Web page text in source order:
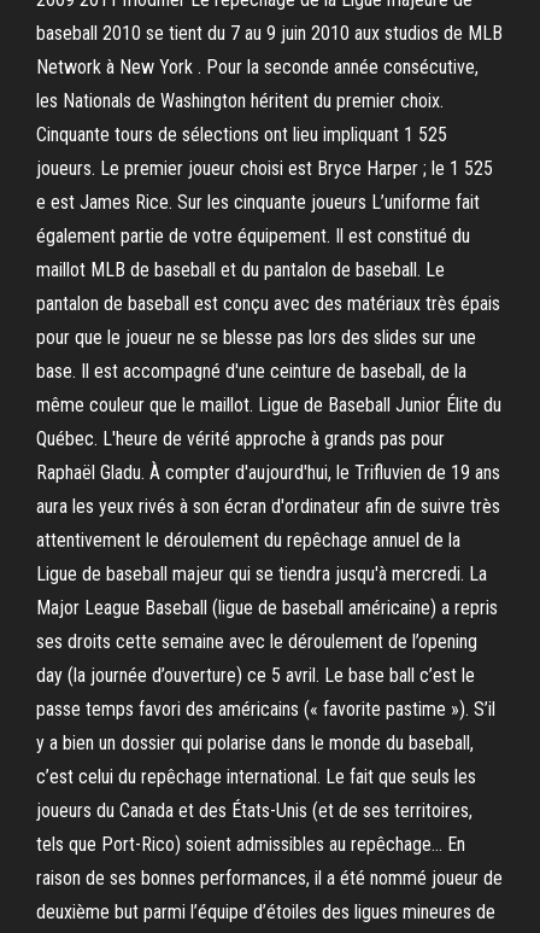
baseball 2010 se tient du 7 au 9 juin 2010 aux studios de MLB
Network à New York . Pour la seconde année consécutive,
les Nationals de Washington héritent du premier choix.
Cinquante tours de sélections ont lieu impliquant 1 525
joueurs. Le premier joueur choisi est Bryce Harper ; le 1 525
e est James Rice. Sur les cinquante joueurs L’uniforme fait
également partie de votre équipement. Il est constitué du
maillot MLB de baseball et du pantalon de baseball. Le
pantalon de baseball est conçu avec des matériaux très épais
pour que le joueur ne se blesse pas lors des slides sur une
base. Il est accompagné d'une ceinture de baseball, de la
même couleur que le maillot. Ligue de Baseball Junior Élite du
Québec. L'heure de vérité approche à grands pas pour
Raphaël Gladu. À compter d'aujourd'hui, le Trifluvien de 19 ans
aura les yeux rivés à son écran d'ordinateur afin de suivre très
attentivement le déroulement du repêchage annuel de la
Ligue de baseball majeur qui se tiendra jusqu'à mercredi. La
Major League Baseball (ligue de baseball américaine) a repris
ses droits cette semaine avec le déroulement de l’opening
day (la journée d’ouverture) ce 5 avril. Le base ball c’est le
passe temps favori des américains (« favorite pastime »). S’il
y a bien un dossier qui polarise dans le monde du baseball,
c’est celui du repêchage international. Le fait que seuls les
joueurs du Canada et des États-Unis (et de ses territoires,
tels que Port-Rico) soient admissibles au repêchage… En
raison de ses bonnes performances, il a été nommé joueur de
deuxième but parmi l’équipe d’étoiles des ligues mineures de